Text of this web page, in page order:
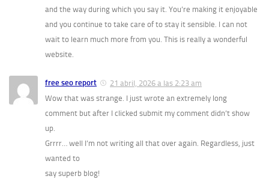
and the way during which you say it. You’re making it enjoyable
and you continue to take care of to stay it sensible. I can not
wait to learn much more from you. This is really a wonderful
website.
free seo report
21 abril, 2026 a las 2:23 am
Wow that was strange. I just wrote an extremely long
comment but after I clicked submit my comment didn’t show
up.
Grrrr… well I’m not writing all that over again. Regardless, just
wanted to
say superb blog!